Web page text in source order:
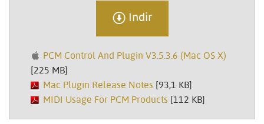
Indir
PCM Control And Plugin V3.5.3.6 (Mac OS X)
[225 MB]
Mac Plugin Release Notes [93,1 KB]
MIDI Usage For PCM Products [112 KB]